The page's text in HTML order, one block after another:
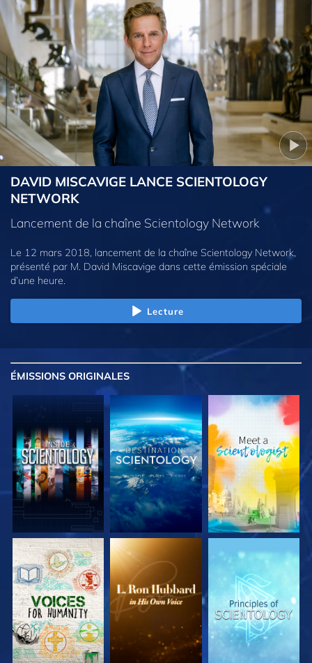
DAVID MISCAVIGE LANCE SCIENTOLOGY
NETWORK
Lancement de la chaîne Scientology Network
Le 12 mars 2018, lancement de la chaîne Scientology Network,
présenté par M. David Miscavige dans cette émission spéciale
d’une heure.
Lecture
ÉMISSIONS ORIGINALES
DÉCOUVRIR LES
SÉRIES
DÉCOUVRIR LES
SÉRIES
DÉCOUVRIR LES
SÉRIES